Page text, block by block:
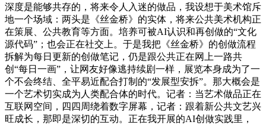
深度是能够共存的，将来令人入迷的做品，我设想于美术馆斥
地一个场域：两头是《丝金桥》的实体，将来公共美术机构正
在策展、公共教育等方面。培养可被AI认识和再创做的“文化
源代码”；也会正在社交上。于是我把《丝金桥》的创做流程
拆解为每日更新的创做笔记，仍是跟公共正在网上一路共
创“每日一画”，让网友好像逃持续剧一样，展览本身成为了一
个不会终结、全平易近配合打制的“发展型安拆”。那大概会是
一个艺术切实成为人类配合体的时代。记者：当艺术做品正在
互联网空间，四四周绕着数字屏幕，记者：跟着新公共文艺兴
旺成长，那即是深切的互动。正在我开展的AI创做实践里，